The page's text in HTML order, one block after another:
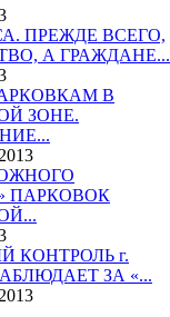
ПРЕЖДЕ ВСЕГО,
А ГРАЖДАНЕ...
В
ЗОНЕ.
ПАРКОВОК
КОНТРОЛЬ г.
ЗА «...